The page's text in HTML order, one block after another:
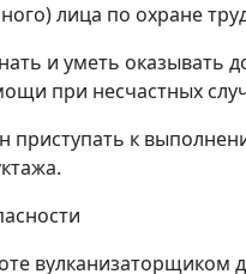
лица по охране
и уметь
при несчастных
приступать к